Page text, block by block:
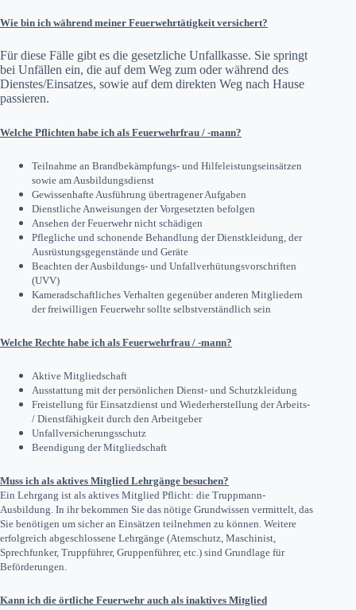
Wie bin ich während meiner Feuerwehrtätigkeit versichert?
Für diese Fälle gibt es die gesetzliche Unfallkasse. Sie springt
bei Unfällen ein, die auf dem Weg zum oder während des
Dienstes/Einsatzes, sowie auf dem direkten Weg nach Hause
passieren.
Welche Pflichten habe ich als Feuerwehrfrau / -mann?
Teilnahme an Brandbekämpfungs- und Hilfeleistungseinsätzen
sowie am Ausbildungsdienst
Gewissenhafte Ausführung übertragener Aufgaben
Dienstliche Anweisungen der Vorgesetzten befolgen
Ansehen der Feuerwehr nicht schädigen
Pflegliche und schonende Behandlung der Dienstkleidung, der
Ausrüstungsgegenstände und Geräte
Beachten der Ausbildungs- und Unfallverhütungsvorschriften
(UVV)
Kameradschaftliches Verhalten gegenüber anderen Mitgliedern
der freiwilligen Feuerwehr sollte selbstverständlich sein
Welche Rechte habe ich als Feuerwehrfrau / -mann?
Aktive Mitgliedschaft
Ausstattung mit der persönlichen Dienst- und Schutzkleidung
Freistellung für Einsatzdienst und Wiederherstellung der Arbeits-
/ Dienstfähigkeit durch den Arbeitgeber
Unfallversicherungsschutz
Beendigung der Mitgliedschaft
Muss ich als aktives Mitglied Lehrgänge besuchen?
Ein Lehrgang ist als aktives Mitglied Pflicht: die Truppmann-
Ausbildung. In ihr bekommen Sie das nötige Grundwissen vermittelt, das
Sie benötigen um sicher an Einsätzen teilnehmen zu können. Weitere
erfolgreich abgeschlossene Lehrgänge (Atemschutz, Maschinist,
Sprechfunker, Truppführer, Gruppenführer, etc.) sind Grundlage für
Beförderungen.
Kann ich die örtliche Feuerwehr auch als inaktives Mitglied